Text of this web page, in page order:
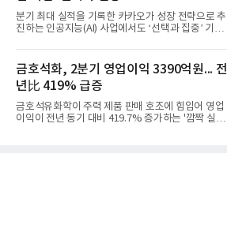
출 3조9403억원, 영업이익 23억원을 기록했다. 정기
보수 영향과 원료 가격 변동에 따른 래깅 효과로 전분
기 대비 수익성은 둔화됐지만 흑자 전환 흐름을 유지
우호적인 환율 효과
분기 최대 실적을 기록한 카카오가 성장 전략으로 추
진하는 인공지능(AI) 사업에서도 ‘선택과 집중’ 기조
라 투자에 나서는 것과 달리, 카카오는 ‘카카오톡’이
라는 플랫폼 경쟁력을 활용한 AI 에이전트 서비스에
집중하는 전략이다. 과거 무리한 사업 확장 과정에서
겪었던 시행착오를 되풀이하지 않고 핵심 역량에 집
중하겠다는 취지로 풀이된다.7일 업계에 따르면 카카
오는 올해 2분기 연결 기준 매출 2조985억원, 영업이
익 2770억원을 기록했다. 전년 동기 대비 매출과 영업
금호석화, 2분기 영업이익 3390억원... 전
년比 419% 급증
금호석유화학이 주력 제품 판매 호조에 힘입어 영업
이익이 전년 동기 대비 419.7% 증가하는 '깜짝 실